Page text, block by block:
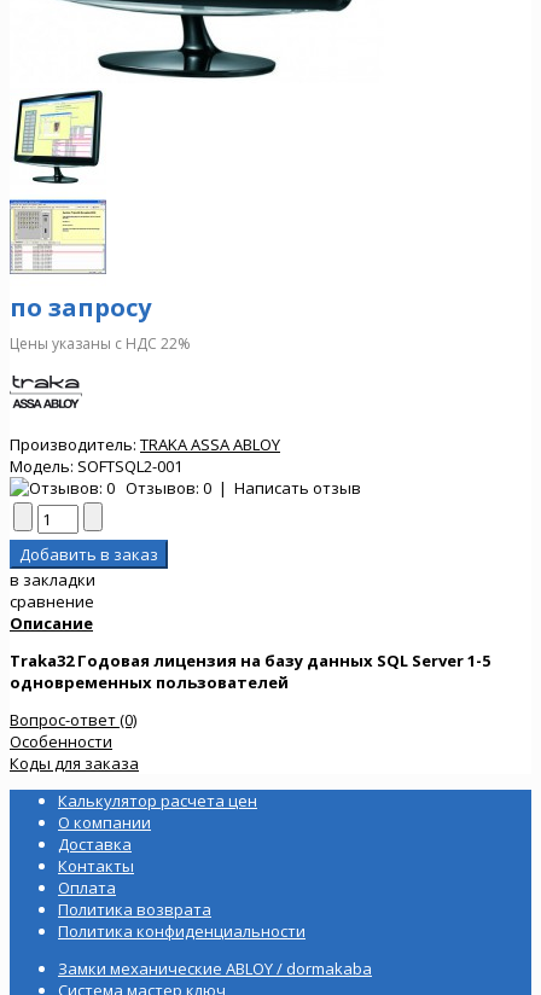
по запросу
Цены указаны с НДС 22%
Производитель: TRAKA ASSA ABLOY
Модель: SOFTSQL2-001
Отзывов: 0 | Написать отзыв
в закладки
сравнение
Описание
Traka32 Годовая лицензия на базу данных SQL Server 1-5
одновременных пользователей
Вопрос-ответ (0)
Особенности
Коды для заказа
Калькулятор расчета цен
О компании
Доставка
Контакты
Оплата
Политика возврата
Политика конфиденциальности
Замки механические ABLOY / dormakaba
Система мастер ключ